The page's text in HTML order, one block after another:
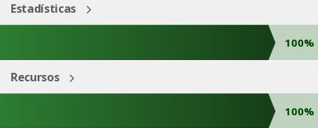
Estadísticas
100%
Recursos
100%